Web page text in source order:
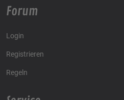
Forum
Login
Registrieren
Regeln